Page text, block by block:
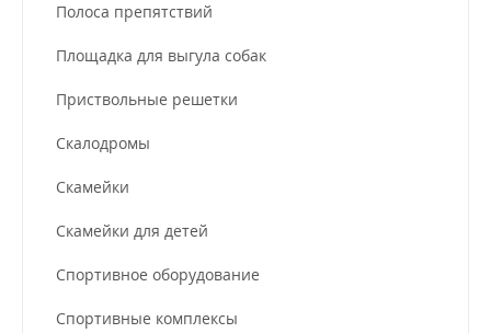
Полоса препятствий
Площадка для выгула собак
Приствольные решетки
Скалодромы
Скамейки
Скамейки для детей
Спортивное оборудование
Спортивные комплексы